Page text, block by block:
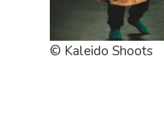
© Kaleido Shoots